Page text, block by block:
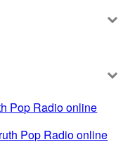
Pop Radio online
Pop Radio online